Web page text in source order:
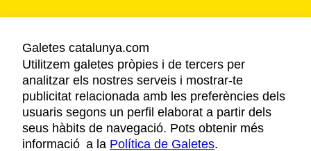
AVÍS LEGAL
POLÍTICA DE PRIVACITAT
COOKIES
ACCESSIBILITAT
Galetes catalunya.com
Utilitzem galetes pròpies i de tercers per
analitzar els nostres serveis i mostrar-te
publicitat relacionada amb les preferències dels
usuaris segons un perfil elaborat a partir dels
seus hàbits de navegació. Pots obtenir més
informació a la Política de Galetes.